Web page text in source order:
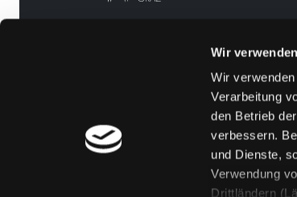
Wir
Wir
Verarbeitung
den Betrieb
verbessern.
und Dienste,
Verwendung
Drittländern
[kju:b]
Kontakt
Über
Jobs